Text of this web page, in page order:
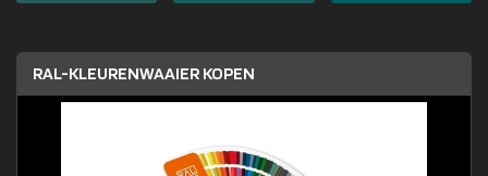
RAL-KLEURENWAAIER KOPEN